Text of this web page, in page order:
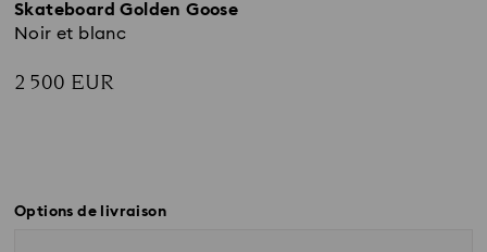
Skateboard Golden Goose
Noir et blanc
2 500 EUR
Options de livraison